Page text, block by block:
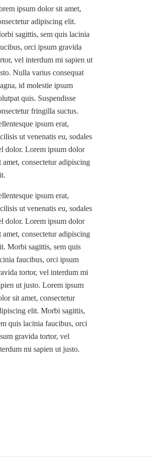
ipsum dolor sit amet,
adipiscing elit.
sagittis, sem quis lacinia
orci ipsum gravida
vel interdum mi sapien ut
Nulla varius consequat
id molestie ipsum
quis. Suspendisse
fringilla suctus.
ipsum erat,
ut venenatis eu, sodales
dolor. Lorem ipsum dolor
amet, consectetur adipiscing
ipsum erat,
ut venenatis eu, sodales
dolor. Lorem ipsum dolor
amet, consectetur adipiscing
Morbi sagittis, sem quis
faucibus, orci ipsum
tortor, vel interdum mi
ut justo. Lorem ipsum
sit amet, consectetur
elit. Morbi sagittis,
quis lacinia faucibus, orci
gravida tortor, vel
mi sapien ut justo.